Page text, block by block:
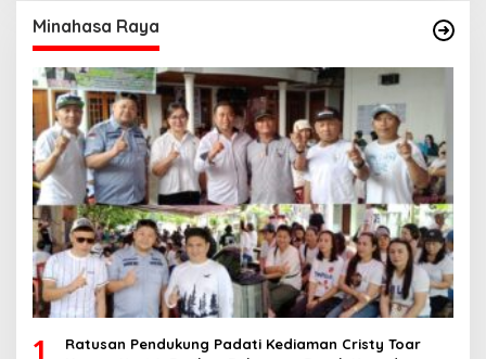
Minahasa Raya
1
Ratusan Pendukung Padati Kediaman Cristy Toar